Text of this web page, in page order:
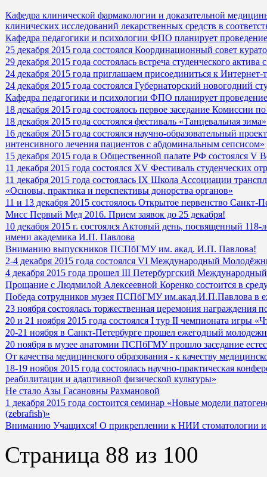
Кафедра клинической фармакологии и доказательной
клинических исследований лекарственных средств в
Кафедра педагогики и психологии ФПО планирует
25 декабря 2015 года состоялся Координационный совет
29 декабря 2015 года состоялась встреча студенческого
24 декабря 2015 года приглашаем присоединиться к Интернет-
24 декабря 2015 года состоялся Губернаторский новогодний
Кафедра педагогики и психологии ФПО планирует
18 декабря 2015 года состоялось первое заседание Комиссии
18 декабря 2015 года состоялся фестиваль «Танцевальная зима»
16 декабря 2015 года состоялся научно-образовательный
интенсивного лечения пациентов с абдоминальным сепсисом»
15 декабря 2015 года в Общественной палате РФ состоялся V
11 декабря 2015 года состоялся XV Фестиваль студенческих
11 декабря 2015 года состоялась IX Школа Ассоциации
«Основы, практика и перспективы донорства органов»
11 и 13 декабря 2015 состоялось Открытое первенство Санкт-
Мисс Первый Мед 2016. Прием заявок до 25 декабря!
10 декабря 2015 г. состоялся Актовый день, посвященный
имени академика И.П. Павлова
Вниманию выпускников ПСПбГМУ им. акад. И.П. Павлова!
2-4 декабря 2015 года состоялся VI Международный
4 декабря 2015 года прошел III Петербургский
Прощание с Людмилой Алексеевной Коренко состоится в
Победа сотрудников музея ПСПбГМУ им.акад.И.П.Павлова в
23 ноября состоялась торжественная церемония награждения
20 и 21 ноября 2015 года состоялся I тур II чемпионата игры
20-21 ноября в Санкт-Петербурге прошел ежегодный
20 ноября в музее анатомии ПСПбГМУ прошло заседание
От качества медицинского образования - к качеству
18-19 ноября 2015 года состоялась научно-практическая
реабилитации и адаптивной физической культуры»
Не стало Азы Гасановны Рахмановой
1 декабря 2015 года состоится семинар «Новые модели
(zebrafish)»
Вниманию Учащихся! О прикреплении к НИИ стоматологии
Страница 88 из 100